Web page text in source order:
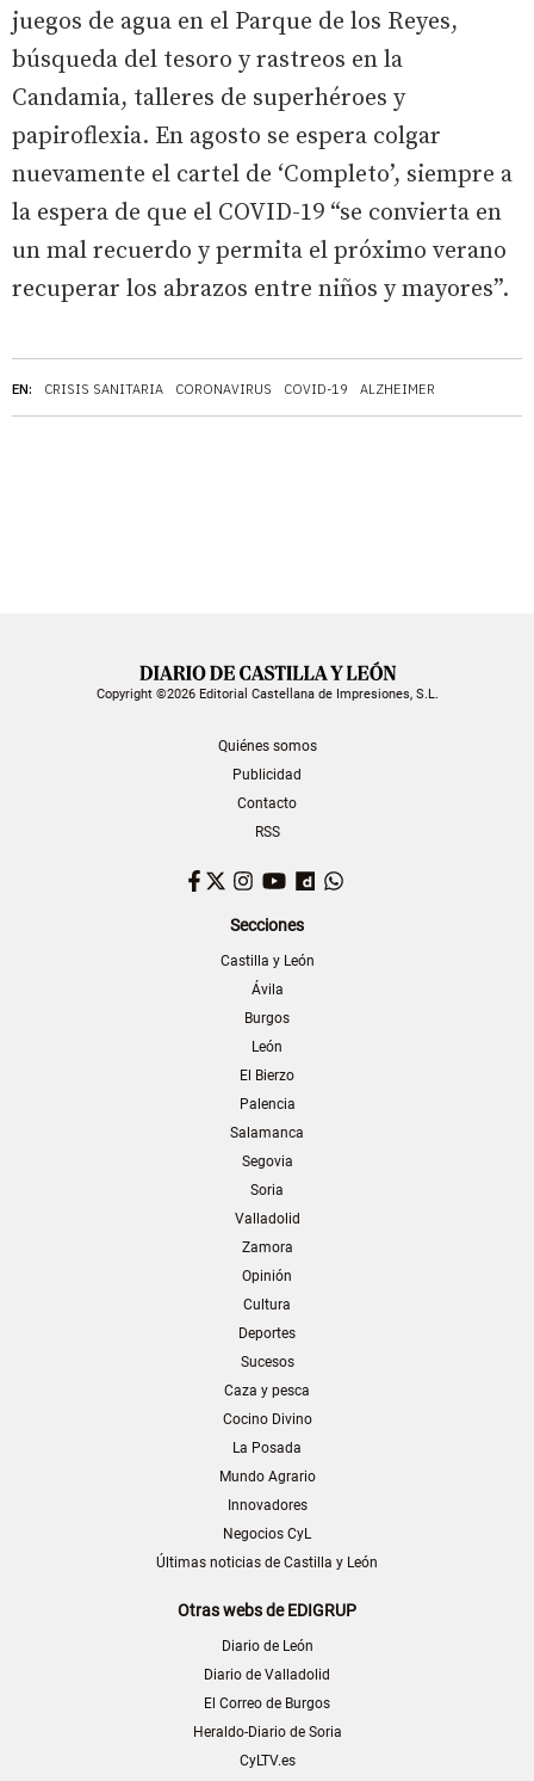
EN: CRISIS SANITARIA CORONAVIRUS COVID-19 ALZHEIMER
juegos de agua en el Parque de los Reyes,
búsqueda del tesoro y rastreos en la
Candamia, talleres de superhéroes y
papiroflexia. En agosto se espera colgar
nuevamente el cartel de ‘Completo’, siempre a
la espera de que el COVID-19 “se convierta en
un mal recuerdo y permita el próximo verano
recuperar los abrazos entre niños y mayores”.
Copyright ©2026 Editorial Castellana de Impresiones, S.L.
Quiénes somos
Publicidad
Contacto
RSS
Facebook
TwitterInstagram
YouTubeDailymotion
Secciones
Castilla y León
Ávila
Burgos
León
El Bierzo
Palencia
Salamanca
Segovia
Soria
Valladolid
Zamora
Opinión
Cultura
Deportes
Sucesos
Caza y pesca
Cocino Divino
La Posada
Mundo Agrario
Innovadores
Negocios CyL
Últimas noticias de Castilla y León
Otras webs de EDIGRUP
Diario de León
Diario de Valladolid
El Correo de Burgos
Heraldo-Diario de Soria
CyLTV.es